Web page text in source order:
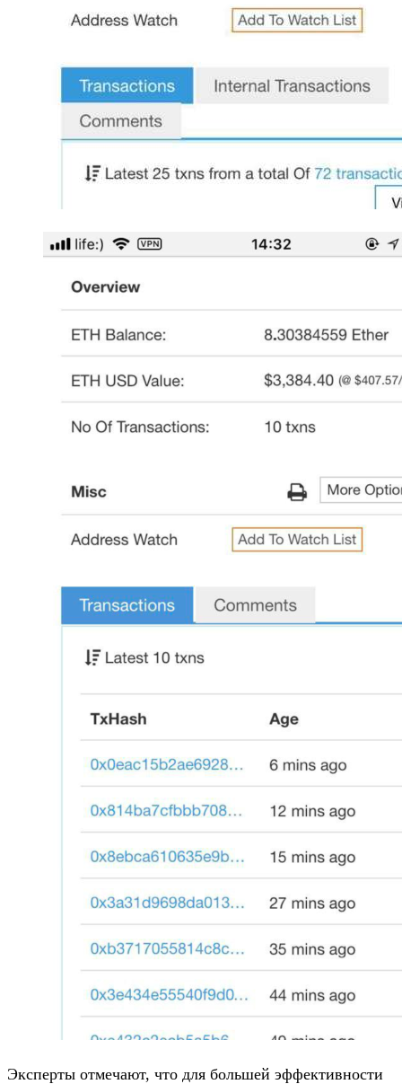
Эксперты отмечают, что для большей эффективности